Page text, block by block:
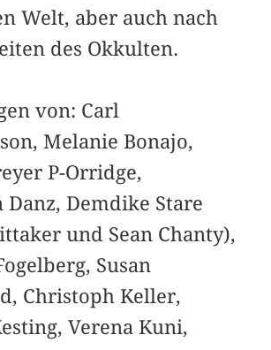
Welt, aber auch nach
des Okkulten.
von: Carl
Melanie Bonajo,
P-Orridge,
Danz, Demdike Stare
und Sean Chanty),
Susan
Christoph Keller,
Verena Kuni,